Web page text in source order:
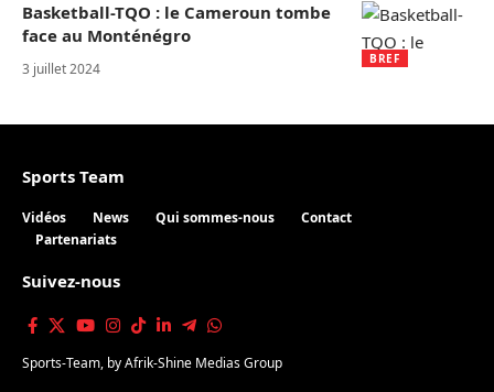
BREF
Basketball-TQO : le Cameroun tombe
face au Monténégro
3 juillet 2024
Sports Team
Vidéos News Qui sommes-nous
Contact
Partenariats
Suivez-nous
Sports-Team, byAfrik-Shine Medias Group